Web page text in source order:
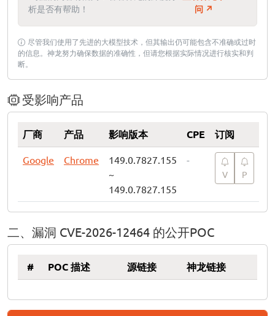
析是否有帮助！
问 ↗
尽管我们使用了先进的大模型技术，但其输出仍可能包含不准确或过时
的信息。神龙努力确保数据的准确性，但请您根据实际情况进行核实和判
断。
受影响产品
厂商 产品 影响版本 CPE 订阅
Google Chrome
149.0.7827.155
~
149.0.7827.155
-
V P
二、漏洞 CVE-2026-12464 的公开POC
# POC 描述 源链接 神龙链接